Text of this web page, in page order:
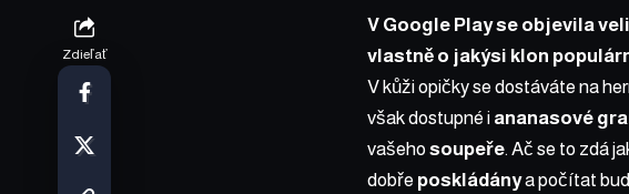
Zdieľať
V Google Play se objevila
vlastně o jakýsi klon
V kůži opičky se dostáváte na
však dostupné i ananasové
vašeho soupeře. Ač se to zdá
dobře poskládánya počítat